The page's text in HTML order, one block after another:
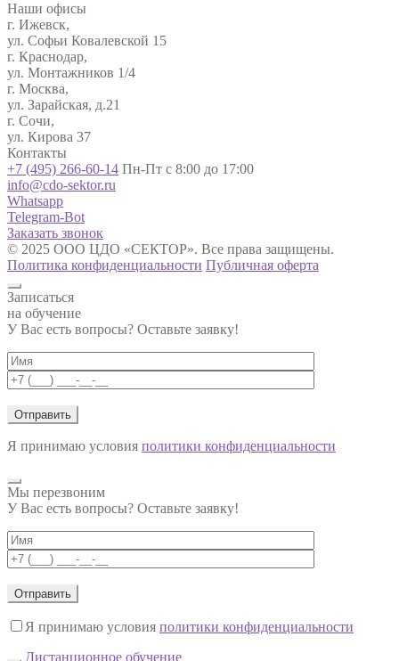
Наши офисы
г. Ижевск,
ул. Софьи Ковалевской 15
г. Краснодар,
ул. Монтажников 1/4
г. Москва,
ул. Зарайская, д.21
г. Сочи,
ул. Кирова 37
Контакты
+7 (495) 266-60-14 Пн-Пт с 8:00 до 17:00
info@cdo-sektor.ru
Whatsapp
Telegram-Bot
Заказать звонок
© 2025 ООО ЦДО «СЕКТОР». Все права защищены.
Политика конфиденциальности Публичная оферта
Записаться
на обучение
У Вас есть вопросы? Оставьте заявку!
Я принимаю условия политики конфиденциальности
Мы перезвоним
У Вас есть вопросы? Оставьте заявку!
Я принимаю условия политики конфиденциальности
Дистанционное обучение